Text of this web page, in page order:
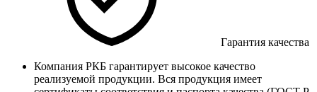
Гарантия качества
Компания РКБ гарантирует высокое качество
реализуемой продукции. Вся продукция имеет